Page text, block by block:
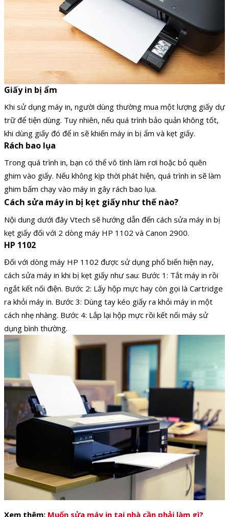
Giấy in bị ẩm
Khi sử dụng máy in, người dùng thường mua một lượng giấy dự
trữ để tiện dùng. Tuy nhiên, nếu quá trình bảo quản không tốt,
khi dùng giấy đó để in sẽ khiến máy in bị ẩm và kẹt giấy.
Rách bao lụa
Trong quá trình in, bạn có thể vô tình làm rơi hoặc bỏ quên
ghim vào giấy. Nếu không kịp thời phát hiện, quá trình in sẽ làm
ghim bấm chạy vào máy in gây rách bao lụa.
Cách sửa máy in bị kẹt giấy như thế nào?
Nội dung dưới đây Vtech sẽ hướng dẫn đến cách sửa máy in bị
kẹt giấy đối với 2 dòng máy HP 1102 và Canon 2900.
HP 1102
Đối với dòng máy HP 1102 được sử dụng phổ biến hiện nay,
cách sửa máy in khi bị kẹt giấy như sau: Bước 1: Tắt máy in rồi
ngắt kết nối điện. Bước 2: Lấy hộp mực hay còn gọi là Cartridge
ra khỏi máy in. Bước 3: Dùng tay kéo giấy ra khỏi máy in một
cách nhẹ nhàng. Bước 4: Lắp lại hộp mực rồi kết nối máy sử
dụng bình thường.
Xem thêm: Muốn sửa máy in tại nhà cần phải làm gì?